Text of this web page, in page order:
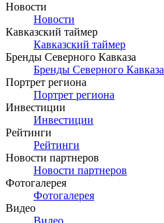
Новости
Новости
Кавказский таймер
Кавказский таймер
Бренды Северного Кавказа
Бренды Северного Кавказа
Портрет региона
Портрет региона
Инвестиции
Инвестиции
Рейтинги
Рейтинги
Новости партнеров
Новости партнеров
Фотогалерея
Фотогалерея
Видео
Видео